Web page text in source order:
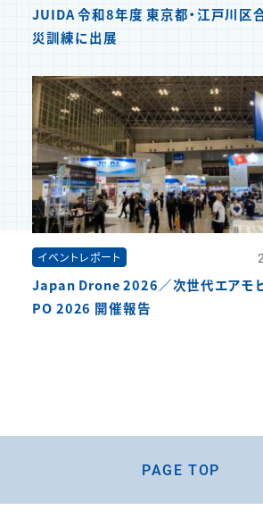
JUIDA 令和8年度 東京都・江戸川区
災訓練に出展
イベントレポート
Japan Drone 2026／次世代エアモ
PO 2026 開催報告
PAGE TOP